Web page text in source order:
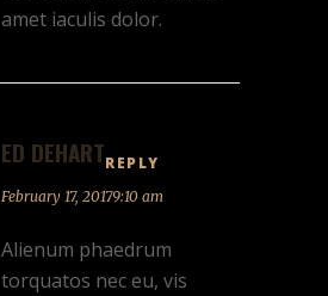
amet iaculis dolor.
ED DEHARTREPLY
February 17, 20179:10 am
Alienum phaedrum
torquatos nec eu, vis